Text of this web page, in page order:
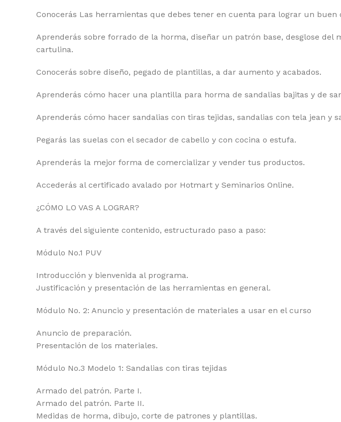
Conocerás Las herramientas que debes tener en cuenta para lograr un
Aprenderás sobre forrado de la horma, diseñar un patrón base, desglose
cartulina.
Conocerás sobre diseño, pegado de plantillas, a dar aumento y acabados.
Aprenderás cómo hacer una plantilla para horma de sandalias bajitas y de
Aprenderás cómo hacer sandalias con tiras tejidas, sandalias con tela jean y
Pegarás las suelas con el secador de cabello y con cocina o estufa.
Aprenderás la mejor forma de comercializar y vender tus productos.
Accederás al certificado avalado por Hotmart y Seminarios Online.
¿CÓMO LO VAS A LOGRAR?
A través del siguiente contenido, estructurado paso a paso:
Módulo No.1 PUV
Introducción y bienvenida al programa.
Justificación y presentación de las herramientas en general.
Módulo No. 2: Anuncio y presentación de materiales a usar en el curso
Anuncio de preparación.
Presentación de los materiales.
Módulo No.3 Modelo 1: Sandalias con tiras tejidas
Armado del patrón. Parte I.
Armado del patrón. Parte II.
Medidas de horma, dibujo, corte de patrones y plantillas.